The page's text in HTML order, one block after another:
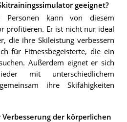
geeignet?
Personen kann von diesem
profitieren. Er ist nicht nur ideal
die ihre Skileistung verbessern
für Fitnessbegeisterte, die ein
Außerdem eignet er sich
mit unterschiedlichem
ihre Skifähigkeiten
Verbesserung der körperlichen